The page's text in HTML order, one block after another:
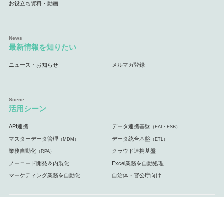
お役立ち資料・動画
最新情報を知りたい
ニュース・お知らせ メルマガ登録
活用シーン
API連携 データ連携基盤 （EAI・ESB）
マスターデータ管理 （MDM） データ統合基盤 （ETL）
業務自動化（RPA） クラウド連携基盤
ノーコード開発＆内製化 Excel業務を自動処理
マーケティング業務を自動化 自治体・官公庁向け